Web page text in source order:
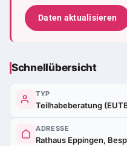
Daten aktualisieren
Schnellübersicht
TYP
Teilhabeberatung
ADRESSE
Rathaus Eppingen,